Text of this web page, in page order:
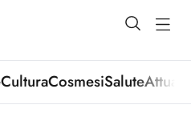
open
CulturaCosmesiSalute